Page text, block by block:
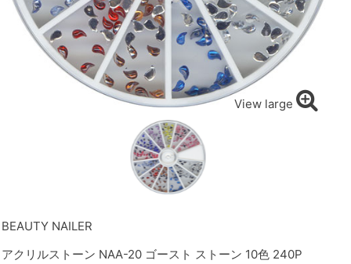
View large
BEAUTY NAILER
アクリルストーン NAA-20 ゴースト ストーン 10色 240P